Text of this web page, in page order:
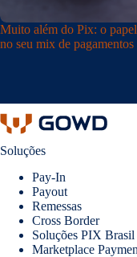
Muito além do Pix: o
no seu mix de
Soluções
Pay-In
Payout
Remessas
Cross Border
Soluções PIX Brasil
Marketplace